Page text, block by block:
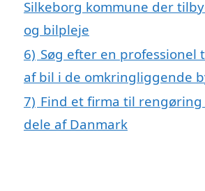
Silkeborg kommune der
og bilpleje
6) Søg efter en professionel
af bil i de omkringliggende
7) Find et firma til
dele af Danmark